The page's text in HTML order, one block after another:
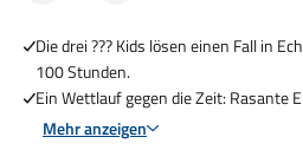
Die drei ??? Kids lösen einen Fall in
100 Stunden.
Ein Wettlauf gegen die Zeit: Rasante
Mehr anzeigen